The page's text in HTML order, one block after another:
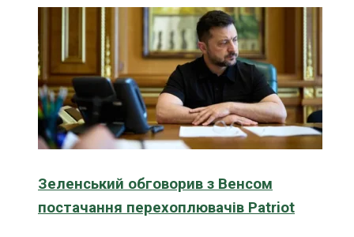
Зеленський обговорив з Венсом
постачання перехоплювачів Patriot